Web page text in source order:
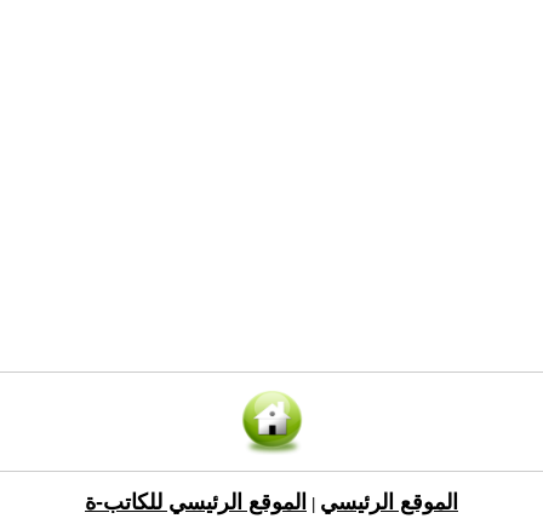
الموقع الرئيسي الموقع الرئيسي للكاتب-ة